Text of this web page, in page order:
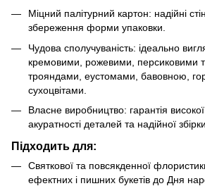
Міцний палітурний картон: надійні
збереження форми упаковки.
Чудова сполучуваність: ідеально
кремовими, рожевими, персиковими
трояндами, еустомами, бавовною,
сухоцвітами.
Власне виробництво: гарантія високої
акуратності деталей та надійної збірки.
Підходить для:
Святкової та повсякденної
ефектних і пишних букетів до Дня